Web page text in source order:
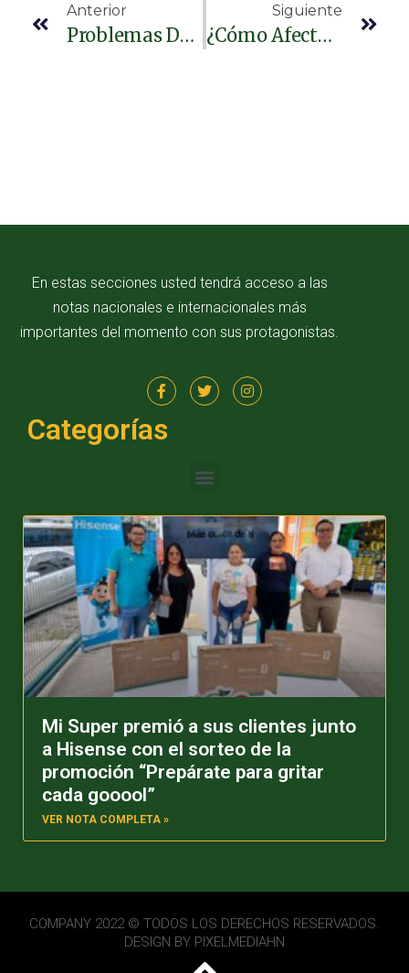
Anterior
Problemas De Los Vasos Sanguíneos Aumentan El Riesgo De Demencia
Siguiente
¿Cómo Afecta El Café A Las Mujeres?
En estas secciones usted tendrá acceso a las
notas nacionales e internacionales más
importantes del momento con sus protagonistas.
Categorías
Mi Super premió a sus clientes junto
a Hisense con el sorteo de la
promoción “Prepárate para gritar
cada gooool”
VER NOTA COMPLETA »
COMPANY 2022 © TODOS LOS DERECHOS RESERVADOS.
DESIGN BY PIXELMEDIAHN